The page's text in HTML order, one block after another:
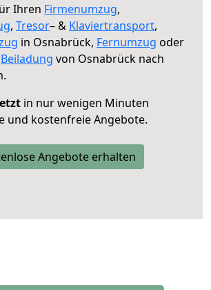
Ihren Firmenumzug,
, Tresor– & Klaviertransport,
in Osnabrück, Fernumzug oder
Beiladung von Osnabrück nach
in nur wenigen Minuten
und kostenfreie Angebote.
Angebote erhalten